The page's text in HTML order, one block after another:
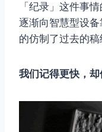
「纪录」这件事
逐渐向智慧型设
的仿制了过去的稿
我们记得更快，却